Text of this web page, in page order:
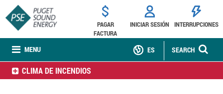
MENU
PAGAR
FACTURA
INICIAR SESIÓN INTERRUPCIONES
SEARCH
ES
CLIMA DE INCENDIOS